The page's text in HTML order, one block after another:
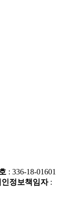
: 336-18-01601
인정보책임자: